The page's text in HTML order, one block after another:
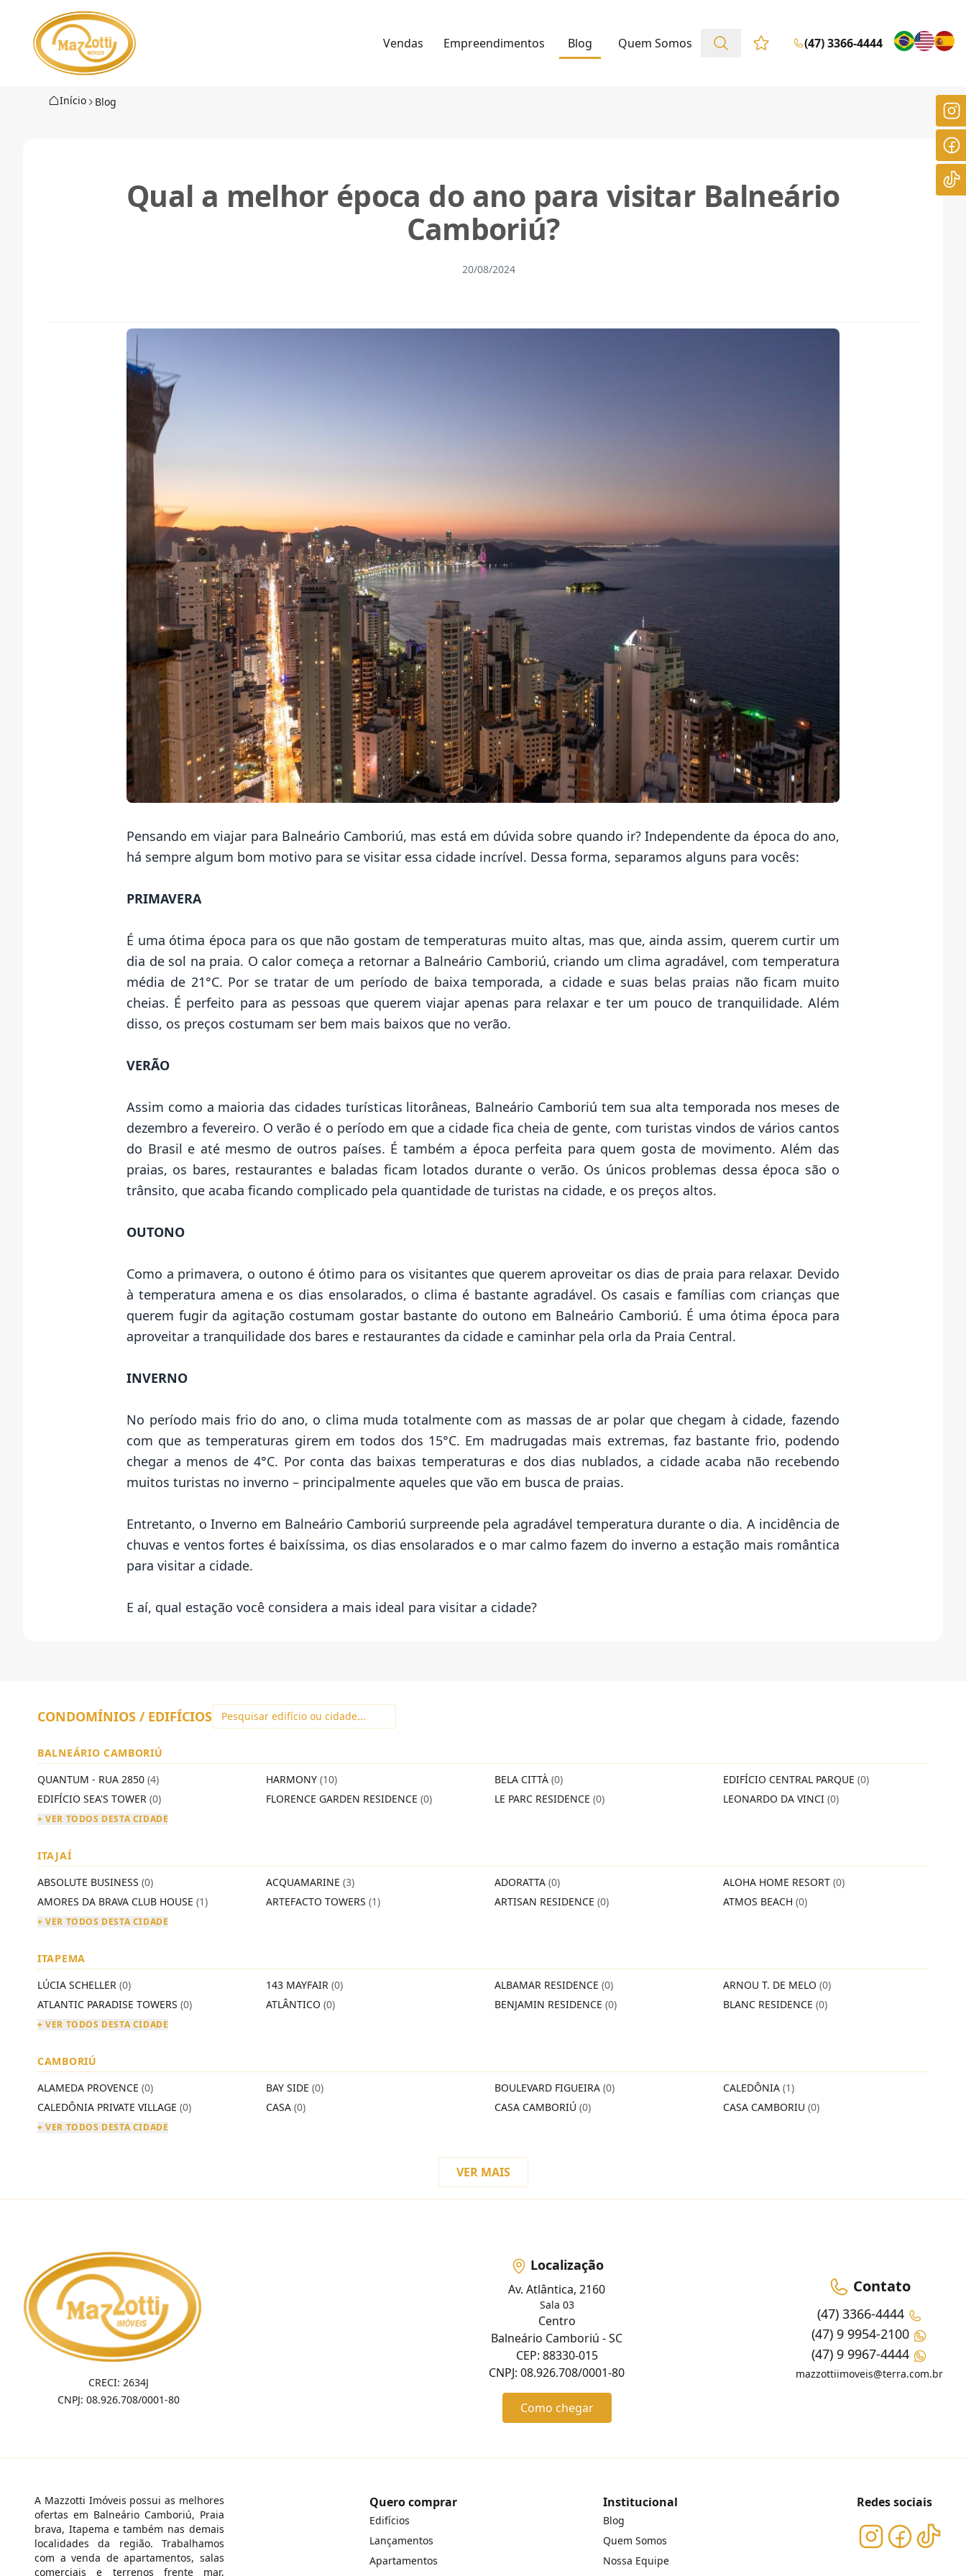
Vendas Empreendimentos Blog Quem Somos Favoritos (0 itens)
(47) 3366-4444
Início Blog
Qual a melhor época do ano para visitar Balneário
Camboriú?
20/08/2024
Pensando em viajar para Balneário Camboriú, mas está em dúvida sobre quando ir? Independente da época do ano,
há sempre algum bom motivo para se visitar essa cidade incrível. Dessa forma, separamos alguns para vocês:
PRIMAVERA
É uma ótima época para os que não gostam de temperaturas muito altas, mas que, ainda assim, querem curtir um
dia de sol na praia. O calor começa a retornar a Balneário Camboriú, criando um clima agradável, com temperatura
média de 21°C. Por se tratar de um período de baixa temporada, a cidade e suas belas praias não ficam muito
cheias. É perfeito para as pessoas que querem viajar apenas para relaxar e ter um pouco de tranquilidade. Além
disso, os preços costumam ser bem mais baixos que no verão.
VERÃO
Assim como a maioria das cidades turísticas litorâneas, Balneário Camboriú tem sua alta temporada nos meses de
dezembro a fevereiro. O verão é o período em que a cidade fica cheia de gente, com turistas vindos de vários cantos
do Brasil e até mesmo de outros países. É também a época perfeita para quem gosta de movimento. Além das
praias, os bares, restaurantes e baladas ficam lotados durante o verão. Os únicos problemas dessa época são o
trânsito, que acaba ficando complicado pela quantidade de turistas na cidade, e os preços altos.
OUTONO
Como a primavera, o outono é ótimo para os visitantes que querem aproveitar os dias de praia para relaxar. Devido
à temperatura amena e os dias ensolarados, o clima é bastante agradável. Os casais e famílias com crianças que
querem fugir da agitação costumam gostar bastante do outono em Balneário Camboriú. É uma ótima época para
aproveitar a tranquilidade dos bares e restaurantes da cidade e caminhar pela orla da Praia Central.
INVERNO
No período mais frio do ano, o clima muda totalmente com as massas de ar polar que chegam à cidade, fazendo
com que as temperaturas girem em todos dos 15°C. Em madrugadas mais extremas, faz bastante frio, podendo
chegar a menos de 4°C. Por conta das baixas temperaturas e dos dias nublados, a cidade acaba não recebendo
muitos turistas no inverno – principalmente aqueles que vão em busca de praias.
Entretanto, o Inverno em Balneário Camboriú surpreende pela agradável temperatura durante o dia. A incidência de
chuvas e ventos fortes é baixíssima, os dias ensolarados e o mar calmo fazem do inverno a estação mais romântica
para visitar a cidade.
E aí, qual estação você considera a mais ideal para visitar a cidade?
CONDOMÍNIOS / EDIFÍCIOS
BALNEÁRIO CAMBORIÚ
QUANTUM - RUA 2850 (4) HARMONY (10) BELA CITTÀ (0) EDIFÍCIO CENTRAL PARQUE (0)
EDIFÍCIO SEA'S TOWER (0) FLORENCE GARDEN RESIDENCE (0) LE PARC RESIDENCE (0) LEONARDO DA VINCI (0)
+ VER TODOS DESTA CIDADE
ITAJAÍ
ABSOLUTE BUSINESS (0) ACQUAMARINE (3) ADORATTA (0) ALOHA HOME RESORT (0)
AMORES DA BRAVA CLUB HOUSE (1) ARTEFACTO TOWERS (1) ARTISAN RESIDENCE (0) ATMOS BEACH (0)
+ VER TODOS DESTA CIDADE
ITAPEMA
LÚCIA SCHELLER (0) 143 MAYFAIR (0) ALBAMAR RESIDENCE (0) ARNOU T. DE MELO (0)
ATLANTIC PARADISE TOWERS (0) ATLÂNTICO (0) BENJAMIN RESIDENCE (0) BLANC RESIDENCE (0)
+ VER TODOS DESTA CIDADE
CAMBORIÚ
ALAMEDA PROVENCE (0) BAY SIDE (0) BOULEVARD FIGUEIRA (0) CALEDÔNIA (1)
CALEDÔNIA PRIVATE VILLAGE (0) CASA (0) CASA CAMBORIÚ (0) CASA CAMBORIU (0)
+ VER TODOS DESTA CIDADE
VER MAIS
CRECI: 2634J
CNPJ: 08.926.708/0001-80
Localização
Av. Atlântica, 2160
Sala 03
Centro
Balneário Camboriú - SC
CEP: 88330-015
CNPJ: 08.926.708/0001-80
Como chegar
Contato
(47) 3366-4444
(47) 9 9954-2100
(47) 9 9967-4444
mazzottiimoveis@terra.com.br
A Mazzotti Imóveis possui as melhores
ofertas em Balneário Camboriú, Praia
brava, Itapema e também nas demais
localidades da região. Trabalhamos
com a venda de apartamentos, salas
comerciais e terrenos frente mar,
Quero comprar
Edifícios
Lançamentos
Apartamentos
Institucional
Blog
Quem Somos
Nossa Equipe
Redes sociais